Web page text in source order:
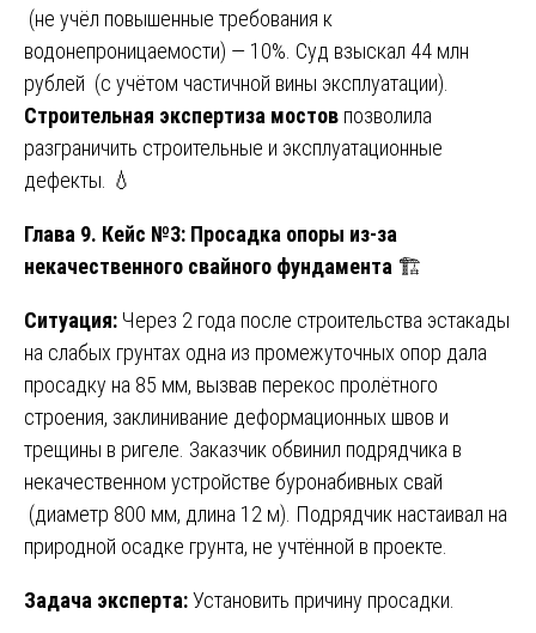
(не учёл повышенные требования к
водонепроницаемости) — 10%. Суд взыскал 44 млн
рублей (с учётом частичной вины эксплуатации).
Строительная экспертиза мостов позволила
разграничить строительные и эксплуатационные
дефекты. 💧
Глава 9. Кейс №3: Просадка опоры из-за
некачественного свайного фундамента 🏗️
Ситуация: Через 2 года после строительства эстакады
на слабых грунтах одна из промежуточных опор дала
просадку на 85 мм, вызвав перекос пролётного
строения, заклинивание деформационных швов и
трещины в ригеле. Заказчик обвинил подрядчика в
некачественном устройстве буронабивных свай
(диаметр 800 мм, длина 12 м). Подрядчик настаивал на
природной осадке грунта, не учтённой в проекте.
Задача эксперта:Установить причину просадки.